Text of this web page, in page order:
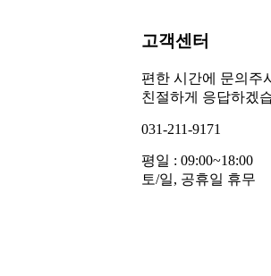
고객센터
편한 시간에 문의주
친절하게 응답하겠
031-211-9171
평일 : 09:00~18:00
토/일, 공휴일 휴무